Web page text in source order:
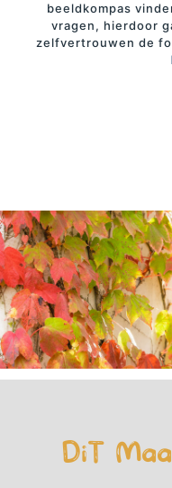
beeldkompas
vragen, hierdoor
zelfvertrouwen de
DiT